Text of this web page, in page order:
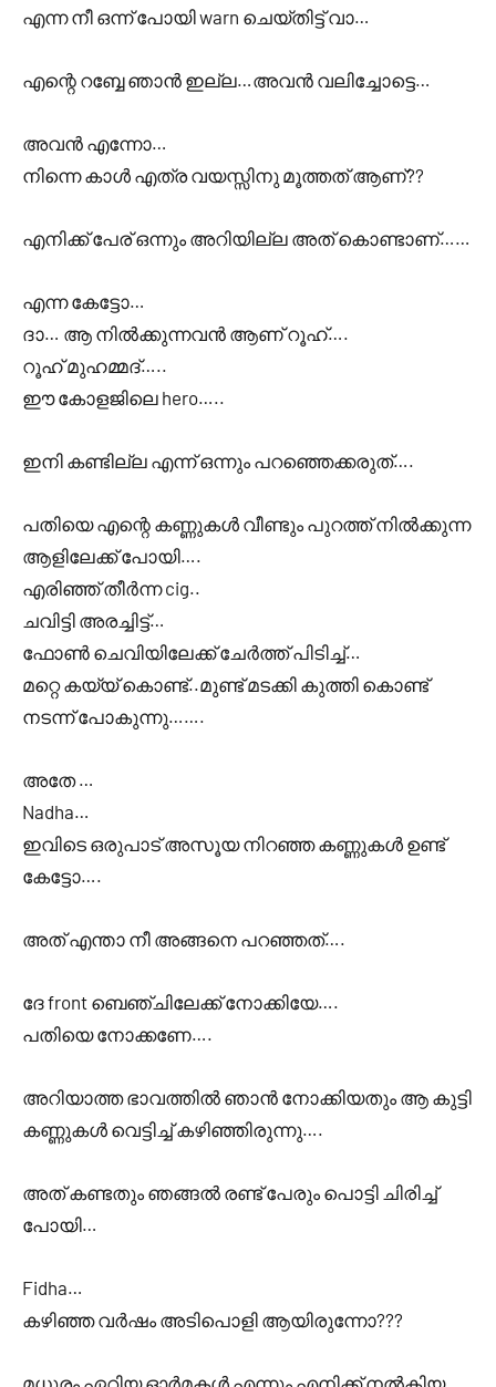
എന്ന നീ ഒന്ന് പോയി warn ചെയ്തിട്ട് വാ…
എന്റെ റബ്ബേ ഞാൻ ഇല്ല…അവൻ വലിച്ചോട്ടെ…
അവൻ എന്നോ…
നിന്നെ കാൾ എത്ര വയസ്സിനു മൂത്തത് ആണ്??
എനിക്ക് പേര് ഒന്നും അറിയില്ല അത് കൊണ്ടാണ്……
എന്ന കേട്ടോ…
ദാ… ആ നിൽക്കുന്നവൻ ആണ് റൂഹ്….
റൂഹ് മുഹമ്മദ്…..
ഈ കോളജിലെ hero…..
ഇനി കണ്ടില്ല എന്ന് ഒന്നും പറഞ്ഞെക്കരുത്….
പതിയെ എന്റെ കണ്ണുകൾ വീണ്ടും പുറത്ത് നിൽക്കുന്ന
ആളിലേക്ക്‌ പോയി….
എരിഞ്ഞ് തീർന്ന cig..
ചവിട്ടി അരച്ചിട്ട്‌…
ഫോൺ ചെവിയിലേക്ക് ചേർത്ത് പിടിച്ച്…
മറ്റെ കയ്യ് കൊണ്ട്..മുണ്ട് മടക്കി കുത്തി കൊണ്ട്
നടന്ന് പോകുന്നു…….
അതേ …
Nadha…
ഇവിടെ ഒരുപാട് അസൂയ നിറഞ്ഞ കണ്ണുകൾ ഉണ്ട്
കേട്ടോ….
അത് എന്താ നീ അങ്ങനെ പറഞ്ഞത്….
ദേ front ബെഞ്ചിലേക്ക് നോക്കിയേ….
പതിയെ നോക്കണേ….
അറിയാത്ത ഭാവത്തിൽ ഞാൻ നോക്കിയതും ആ കുട്ടി
കണ്ണുകൾ വെട്ടിച്ച് കഴിഞ്ഞിരുന്നു….
അത് കണ്ടതും ഞങ്ങൽ രണ്ട് പേരും പൊട്ടി ചിരിച്ച്
പോയി…
Fidha…
കഴിഞ്ഞ വർഷം അടിപൊളി ആയിരുന്നോ???
മധുരം ഏറിയ ഓർമകൾ എന്നും എനിക്ക് നൽകിയ